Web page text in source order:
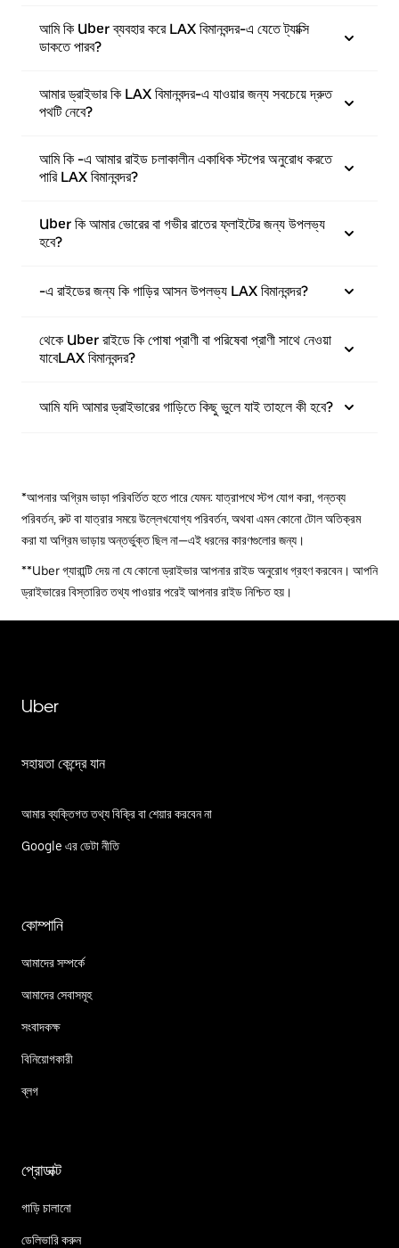
আমি কি Uber ব্যবহার করে LAX বিমানবন্দর-এ যেতে ট্যাক্সি
ডাকতে পারব?
আমার ড্রাইভার কি LAX বিমানবন্দর-এ যাওয়ার জন্য সবচেয়ে দ্রুত
পথটি নেবে?
আমি কি -এ আমার রাইড চলাকালীন একাধিক স্টপের অনুরোধ করতে
পারি LAX বিমানবন্দর?
Uber কি আমার ভোরের বা গভীর রাতের ফ্লাইটের জন্য উপলভ্য
হবে?
-এ রাইডের জন্য কি গাড়ির আসন উপলভ্য LAX বিমানবন্দর?
থেকে Uber রাইডে কি পোষা প্রাণী বা পরিষেবা প্রাণী সাথে নেওয়া
যাবেLAX বিমানবন্দর?
আমি যদি আমার ড্রাইভারের গাড়িতে কিছু ভুলে যাই তাহলে কী হবে?
*আপনার অগ্রিম ভাড়া পরিবর্তিত হতে পারে যেমন: যাত্রাপথে স্টপ যোগ করা, গন্তব্য
পরিবর্তন, রুট বা যাত্রার সময়ে উল্লেখযোগ্য পরিবর্তন, অথবা এমন কোনো টোল অতিক্রম
করা যা অগ্রিম ভাড়ায় অন্তর্ভুক্ত ছিল না—এই ধরনের কারণগুলোর জন্য।
**Uber গ্যারান্টি দেয় না যে কোনো ড্রাইভার আপনার রাইড অনুরোধ গ্রহণ করবেন। আপনি
ড্রাইভারের বিস্তারিত তথ্য পাওয়ার পরেই আপনার রাইড নিশ্চিত হয়।
Uber
সহায়তা কেন্দ্রে যান
আমার ব্যক্তিগত তথ্য বিক্রি বা শেয়ার করবেন না
Google এর ডেটা নীতি
কোম্পানি
আমাদের সম্পর্কে
আমাদের সেবাসমূহ
সংবাদকক্ষ
বিনিয়োগকারী
ব্লগ
প্রোডাক্ট
গাড়ি চালানো
ডেলিভারি করুন